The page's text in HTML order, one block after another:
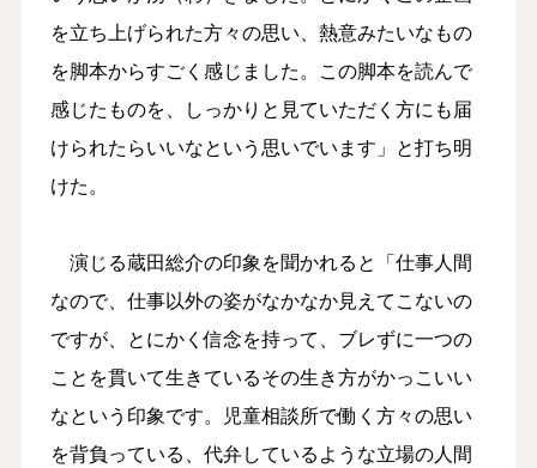
を立ち上げられた方々の思い、熱意みたいなもの
を脚本からすごく感じました。この脚本を読んで
感じたものを、しっかりと見ていただく方にも届
けられたらいいなという思いでいます」と打ち明
けた。
演じる蔵田総介の印象を聞かれると「仕事人間
なので、仕事以外の姿がなかなか見えてこないの
ですが、とにかく信念を持って、ブレずに一つの
ことを貫いて生きているその生き方がかっこいい
なという印象です。児童相談所で働く方々の思い
を背負っている、代弁しているような立場の人間